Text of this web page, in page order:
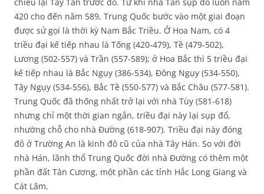
chiếu lại Tây Tấn trước đó. Từ khi nhà Tấn sụp đổ luôn năm
420 cho đến năm 589, Trung Quốc bước vào một giai đoạn
được sử gọi là thời kỳ Nam Bắc Triều. Ở Hoa Nam, có 4
triều đại kế tiếp nhau là Tống (420-479), Tề (479-502),
Lương (502-557) và Trần (557-589); ở Hoa Bắc thì 5 triều đại
kế tiếp nhau là Bắc Ngụy (386-534), Đông Ngụy (534-550),
Tây Ngụy (534-556), Bắc Tề (550-577) và Bắc Châu (577-581).
Trung Quốc đã thống nhất trở lại với nhà Tùy (581-618)
nhưng chỉ một thời gian ngắn, triều đại này lại sụp đổ,
nhường chỗ cho nhà Đường (618-907). Triều đại này đóng
đô ở Trường An là kinh đô cũ của nhà Tây Hán. So với đời
nhà Hán, lãnh thổ Trung Quốc đời nhà Đường có thêm một
phần đất Tân Cương, một phần các tỉnh Hắc Long Giang và
Cát Lâm,